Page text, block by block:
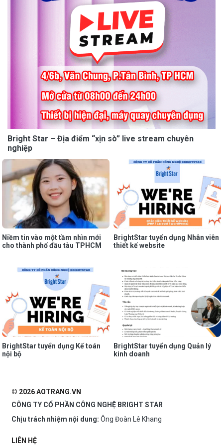
Bright Star – Địa điểm “xịn sò” live stream chuyên
nghiệp
Niềm tin vào một tầm nhìn mới
cho thành phố đầu tàu TPHCM
BrightStar tuyển dụng Nhân viên
thiết kế website
BrightStar tuyển dụng Kế toán
nội bộ
BrightStar tuyển dụng Quản lý
kinh doanh
© 2026 AOTRANG.VN
CÔNG TY CỔ PHẦN CÔNG NGHỆ BRIGHT STAR
Chịu trách nhiệm nội dung: Ông Đoàn Lê Khang
LIÊN HỆ